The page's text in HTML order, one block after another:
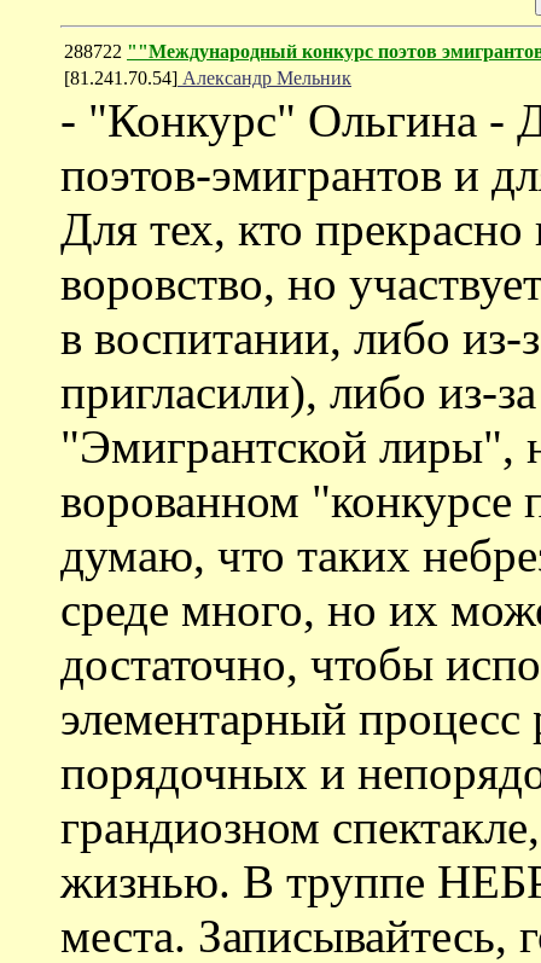
288722 ""Международный конкурс поэтов
[81.241.70.54] Александр Мельник
- "Конкурс"
поэтов-эмигрантов и
Для тех, кто
воровство, но
в воспитании, либо
пригласили), либо из-
"Эмигрантской лиры",
ворованном "конкурсе
думаю, что таких
среде много, но их
достаточно, чтобы
элементарный процесс
порядочных и
грандиозном
жизнью. В труппе
места. Записывайтесь,